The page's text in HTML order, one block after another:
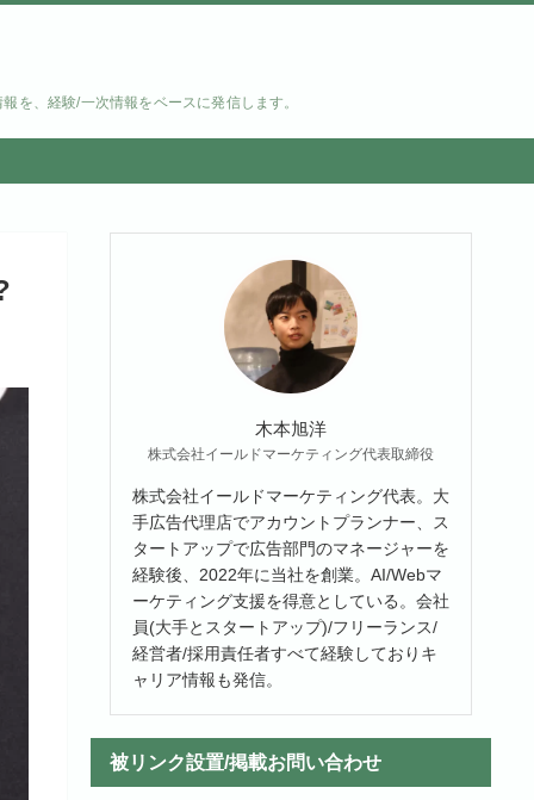
を、経験/一次情報をベースに発信します。
木本旭洋
株式会社イールドマーケティング代表取締役
株式会社イールドマーケティング代表。大
手広告代理店でアカウントプランナー、ス
タートアップで広告部門のマネージャーを
経験後、2022年に当社を創業。AI/Webマ
ーケティング支援を得意としている。会社
員(大手とスタートアップ)/フリーランス/
経営者/採用責任者すべて経験しておりキ
ャリア情報も発信。
被リンク設置/掲載お問い合わせ